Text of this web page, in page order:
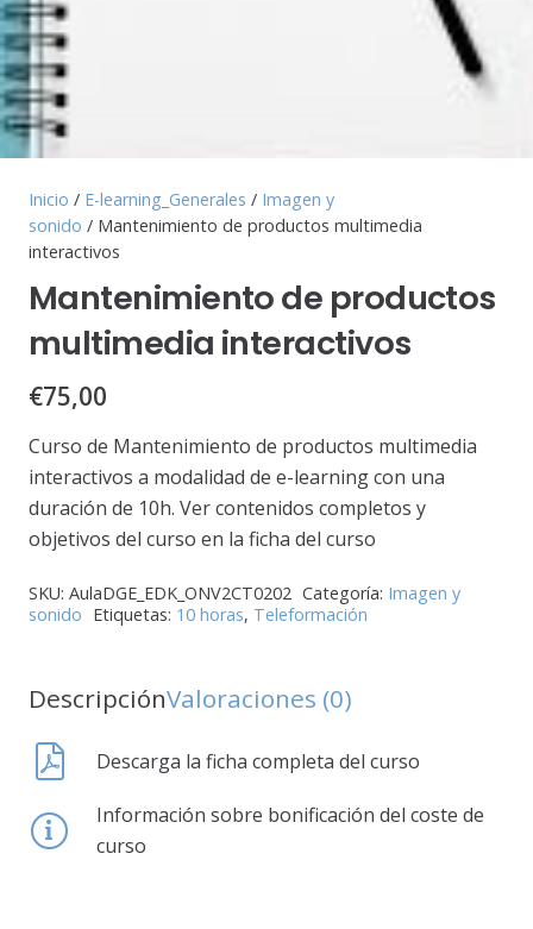
Inicio / E-learning_Generales / Imagen y
sonido / Mantenimiento de productos multimedia
interactivos
Mantenimiento de productos
multimedia interactivos
€75,00
Curso de Mantenimiento de productos multimedia
interactivos a modalidad de e-learning con una
duración de 10h. Ver contenidos completos y
objetivos del curso en la ficha del curso
SKU: AulaDGE_EDK_ONV2CT0202 Categoría: Imagen y
sonido Etiquetas: 10 horas, Teleformación
DescripciónValoraciones (0)
Descarga la ficha completa del curso
Información sobre bonificación del coste de
curso